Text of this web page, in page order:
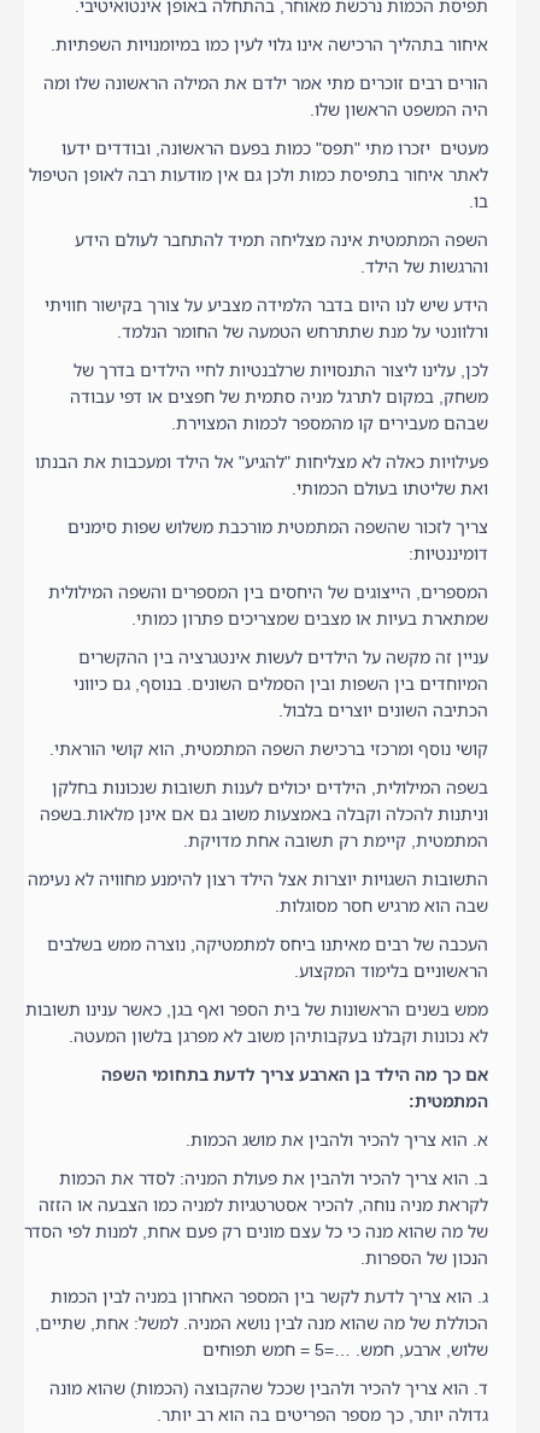
תפיסת הכמות נרכשת מאוחר, בהתחלה באופן אינטואיטיבי.
איחור בתהליך הרכישה אינו גלוי לעין כמו במיומנויות השפתיות.
הורים רבים זוכרים מתי אמר ילדם את המילה הראשונה שלו ומה
היה המשפט הראשון שלו.
מעטים יזכרו מתי "תפס" כמות בפעם הראשונה, ובודדים ידעו
לאתר איחור בתפיסת כמות ולכן גם אין מודעות רבה לאופן הטיפול
בו.
השפה המתמטית אינה מצליחה תמיד להתחבר לעולם הידע
והרגשות של הילד.
הידע שיש לנו היום בדבר הלמידה מצביע על צורך בקישור חוויתי
ורלוונטי על מנת שתתרחש הטמעה של החומר הנלמד.
לכן, עלינו ליצור התנסויות שרלבנטיות לחיי הילדים בדרך של
משחק, במקום לתרגל מניה סתמית של חפצים או דפי עבודה
שבהם מעבירים קו מהמספר לכמות המצוירת.
פעילויות כאלה לא מצליחות "להגיע" אל הילד ומעכבות את הבנתו
ואת שליטתו בעולם הכמותי.
צריך לזכור שהשפה המתמטית מורכבת משלוש שפות סימנים
דומיננטיות:
המספרים, הייצוגים של היחסים בין המספרים והשפה המילולית
שמתארת בעיות או מצבים שמצריכים פתרון כמותי.
עניין זה מקשה על הילדים לעשות אינטגרציה בין ההקשרים
המיוחדים בין השפות ובין הסמלים השונים. בנוסף, גם כיווני
הכתיבה השונים יוצרים בלבול.
קושי נוסף ומרכזי ברכישת השפה המתמטית, הוא קושי הוראתי.
בשפה המילולית, הילדים יכולים לענות תשובות שנכונות בחלקן
וניתנות להכלה וקבלה באמצעות משוב גם אם אינן מלאות.בשפה
המתמטית, קיימת רק תשובה אחת מדויקת.
התשובות השגויות יוצרות אצל הילד רצון להימנע מחוויה לא נעימה
שבה הוא מרגיש חסר מסוגלות.
העכבה של רבים מאיתנו ביחס למתמטיקה, נוצרה ממש בשלבים
הראשוניים בלימוד המקצוע.
ממש בשנים הראשונות של בית הספר ואף בגן, כאשר ענינו תשובות
לא נכונות וקבלנו בעקבותיהן משוב לא מפרגן בלשון המעטה.
אם כך מה הילד בן הארבע צריך לדעת בתחומי השפה
המתמטית:
א. הוא צריך להכיר ולהבין את מושג הכמות.
ב. הוא צריך להכיר ולהבין את פעולת המניה: לסדר את הכמות
לקראת מניה נוחה, להכיר אסטרטגיות למניה כמו הצבעה או הזזה
של מה שהוא מנה כי כל עצם מונים רק פעם אחת, למנות לפי הסדר
הנכון של הספרות.
ג. הוא צריך לדעת לקשר בין המספר האחרון במניה לבין הכמות
הכוללת של מה שהוא מנה לבין נושא המניה. למשל: אחת, שתיים,
שלוש, ארבע, חמש. …=5 = חמש תפוחים
ד. הוא צריך להכיר ולהבין שככל שהקבוצה (הכמות) שהוא מונה
גדולה יותר, כך מספר הפריטים בה הוא רב יותר.